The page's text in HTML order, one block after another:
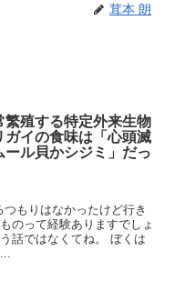
茸本 朗
繁殖する特定外来生物
ガイの食味は「心頭滅
ール貝かシジミ」だっ
もりはなかったけど行き
のって経験ありますでしょ
話ではなくてね。 ぼくは